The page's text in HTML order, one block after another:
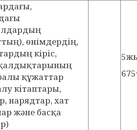
өнімдердің,
кіріс,
құжаттар
кітаптары,
нарядтар, хат
және басқа